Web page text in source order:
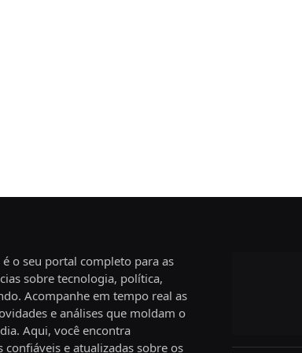
é o seu portal completo para as
sobre tecnologia, política,
Acompanhe em tempo real as
e análises que moldam o
Aqui, você encontra
confiáveis e atualizadas sobre os